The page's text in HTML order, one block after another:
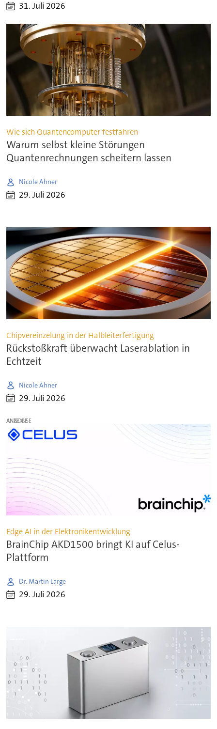
31. Juli 2026
Wie sich Quantencomputer festfahren
Warum selbst kleine Störungen
Quantenrechnungen scheitern lassen
Nicole Ahner
29. Juli 2026
Chipvereinzelung in der Halbleiterfertigung
Rückstoßkraft überwacht Laserablation in
Echtzeit
Nicole Ahner
29. Juli 2026
ANZEIGE
Edge AI in der Elektronikentwicklung
BrainChip AKD1500 bringt KI auf Celus-
Plattform
Dr. Martin Large
29. Juli 2026